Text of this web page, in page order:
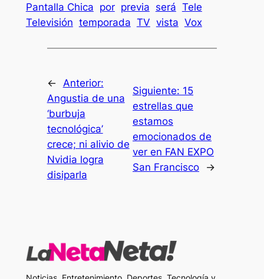
Pantalla Chica por previa será Tele
Televisión temporada TV vista Vox
← Anterior:
Angustia de una
‘burbuja
tecnológica’
crece; ni alivio de
Nvidia logra
disiparla
Siguiente: 15
estrellas que
estamos
emocionados de
ver en FAN EXPO
San Francisco
→